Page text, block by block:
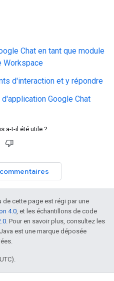
Chat en tant que module
Workspace
d'interaction et y répondre
Google Chat
a-t-il été utile ?
cette page est régi par une
4.0, et les échantillons de code
. Pour en savoir plus, consultez les
est une marque déposée